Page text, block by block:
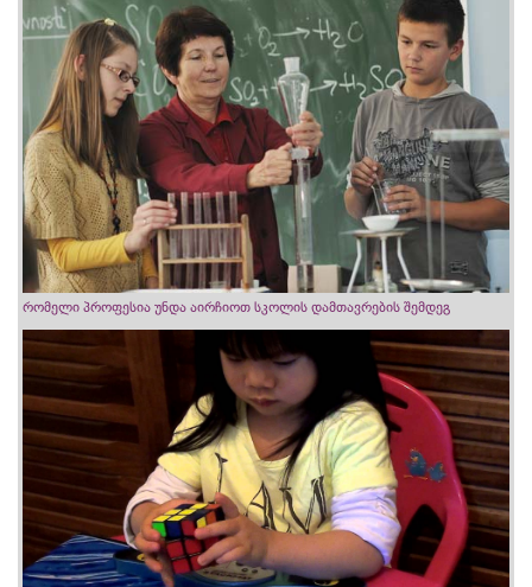
რომელი პროფესია უნდა აირჩიოთ სკოლის დამთავრების შემდეგ